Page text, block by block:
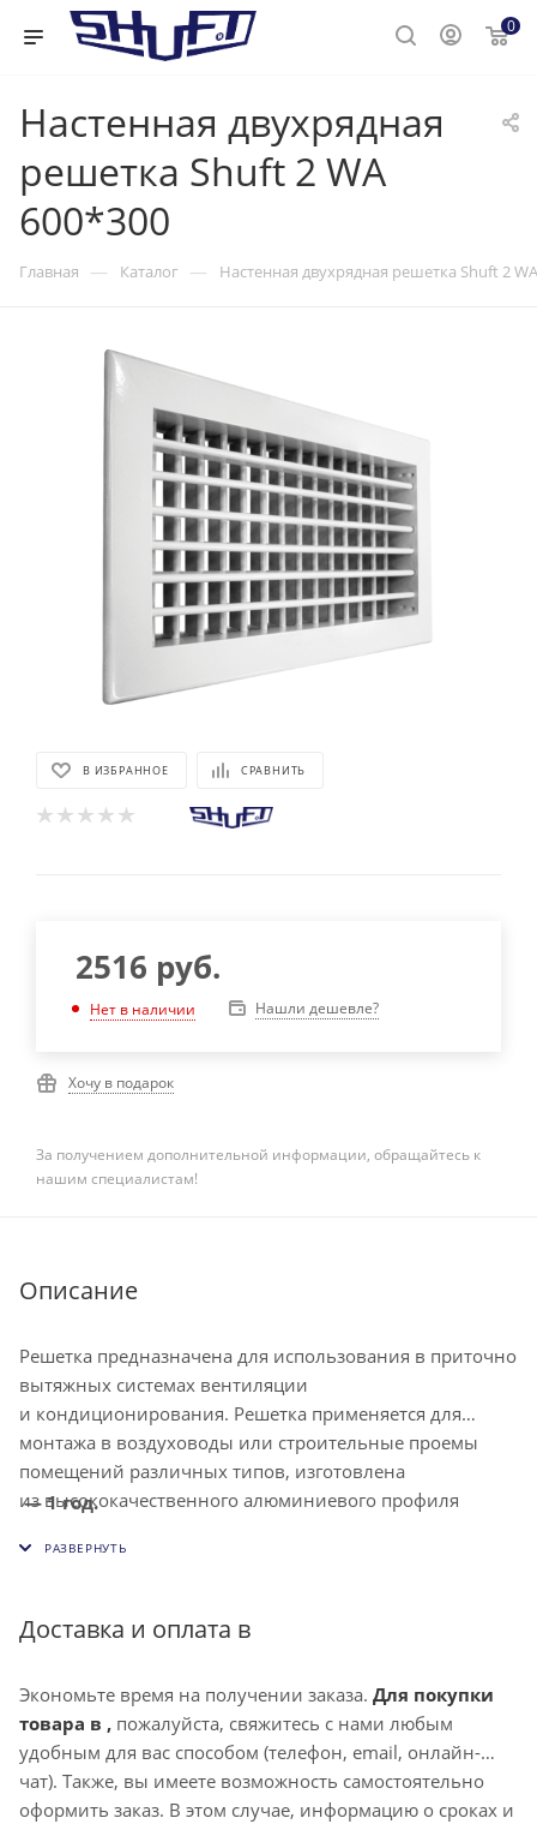
0
Настенная двухрядная
решетка Shuft 2 WA
600*300
Главная — Каталог — Настенная двухрядная решетка Shuft 2
В ИЗБРАННОЕ СРАВНИТЬ
2516 руб.
Нет в наличии Нашли дешевле?
Хочу в подарок
За получением дополнительной информации, обращайтесь к
нашим специалистам!
Описание
Решетка предназначена для использования в приточно
вытяжных системах вентиляции
и кондиционирования. Решетка применяется для
монтажа в воздуховоды или строительные проемы
помещений различных типов, изготовлена
из высококачественного алюминиевого профиля
цвет (RAL9016). Решетка снабжена индивидуально
комплектоваться клапаном расхода воздуха D.
— 1 год.
Доставка и оплата в
Экономьте время на получении заказа. Для покупки
товара в , пожалуйста, свяжитесь с нами любым
удобным для вас способом (телефон, email, онлайн-
чат). Также, вы имеете возможность самостоятельно
оформить заказ. В этом случае, информацию о сроках и